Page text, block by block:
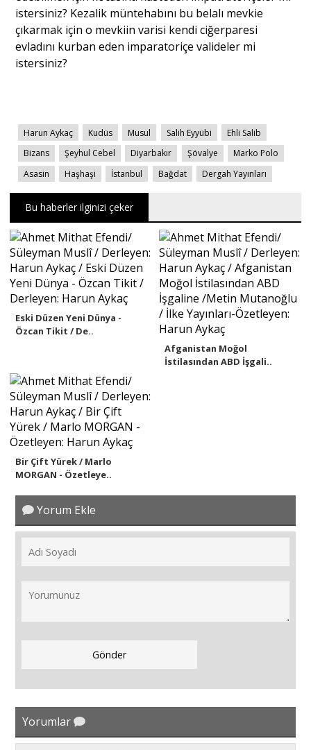
istersiniz? Kezalik müntehabını bu belalı mevkie
çıkarmak için o mevkiin varisi kendi ciğerparesi
evladını kurban eden imparatoriçe valideler mi
istersiniz?
Harun Aykaç Kudüs Musul Salih Eyyübi
Ehli Salib
Bizans
Şeyhul Cebel Diyarbakır Şövalye
Marko Polo
Asasin
Haşhaşi İstanbul Bağdat Dergah Yayınları
Bu haberler ilginizi çeker
Eski Düzen Yeni Dünya -
Özcan Tikit / De..
Afganistan Moğol
İstilasından ABD İşgali..
Bir Çift Yürek / Marlo
MORGAN - Özetleye..
Yorum Ekle
Yorumlar